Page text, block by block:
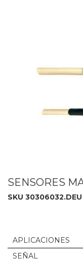
SENSORES
SKU 30306032.DEU
APLICACIONES
SEÑAL